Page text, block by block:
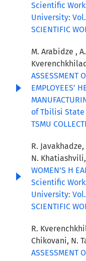
Scientific
University: Vol.
SCIENTIFIC
M. Arabidze ,
ASSESSMENT
EMPLOYEES’
of Tbilisi State
TSMU
R.
N.
WOMEN’S H
Scientific
University: Vol.
SCIENTIFIC
R.
Chikovani, N.
ASSESSMENT